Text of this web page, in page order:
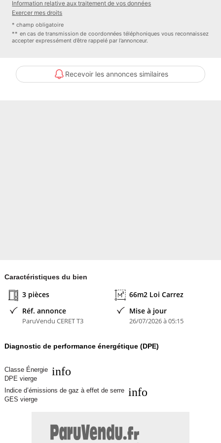
Contacter l'annonceur
NUMAA
Information relative aux traitement de vos données
Exercer mes droits
* champ obligatoire
** en cas de transmission de coordonnées téléphoniques vous reconnaissez
accepter expressément d’être rappelé par l’annonceur.
Recevoir les annonces similaires
Caractéristiques du bien
3 pièces
66m2 Loi Carrez
Réf. annonce
ParuVendu CERET T3
Mise à jour
26/07/2026 à 05:15
Diagnostic de performance énergétique (DPE)
Classe Énergie
DPE vierge
info
Indice d’émissions de gaz à effet de serre
GES vierge
info